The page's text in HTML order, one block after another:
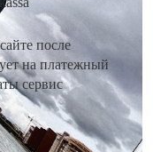
после
на платежный
сервис